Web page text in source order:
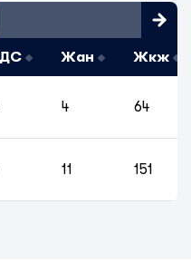
Жан Жкж
4 64
11 151